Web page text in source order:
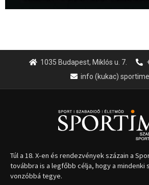
1035 Budapest, Miklós u. 7.
info (kukac)
Túl a 18. X-en és rendezvények százain a
továbbra is a legfőbb célja, hogy a mindenki
vonzóbbá tegye.